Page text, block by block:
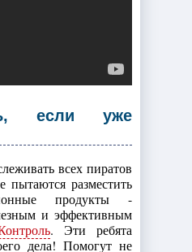
если уже
всех пиратов
разместить
продукты -
и эффективным
. Эти ребята
дела! Помогут не